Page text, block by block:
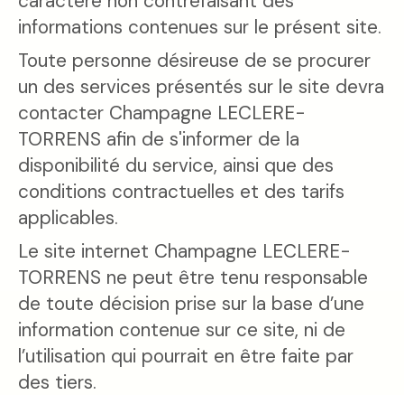
informations contenues sur le présent site.
Toute personne désireuse de se procurer
un des services présentés sur le site devra
contacter Champagne LECLERE-
TORRENS afin de s'informer de la
disponibilité du service, ainsi que des
conditions contractuelles et des tarifs
applicables.
Le site internet Champagne LECLERE-
TORRENS ne peut être tenu responsable
de toute décision prise sur la base d’une
information contenue sur ce site, ni de
l’utilisation qui pourrait en être faite par
des tiers.